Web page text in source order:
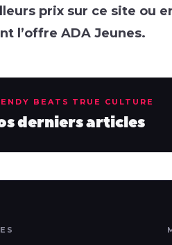
prix sur ce site ou
l’offre ADA Jeunes.
BEATS TRUE CULTURE
derniers articles